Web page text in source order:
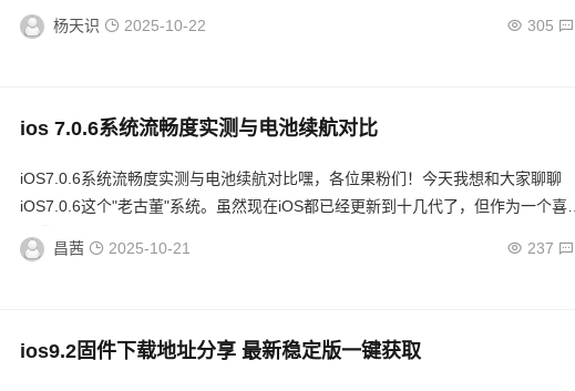
玩FF系列的老玩家，我觉得这款经典RPG在移动端的表现相当不...
杨天识
2025-10-22 305
ios 7.0.6系统流畅度实测与电池续航对比
iOS7.0.6系统流畅度实测与电池续航对比嘿，各位果粉们！今天我想和大家聊聊
iOS7.0.6这个"老古董"系统。虽然现在iOS都已经更新到十几代了，但作为一个喜欢
折腾旧设备的玩家，我觉得回顾一下这些经典系统版本还...
昌茜
2025-10-21 237
ios9.2固件下载地址分享 最新稳定版一键获取